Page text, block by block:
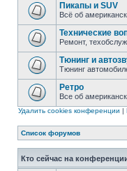
Пикапы и SUV
Всё об
Технические
Ремонт,
Тюнинг и
Тюнинг
Ретро
Все об
Удалить cookies конференции |
Список форумов
Кто сейчас на